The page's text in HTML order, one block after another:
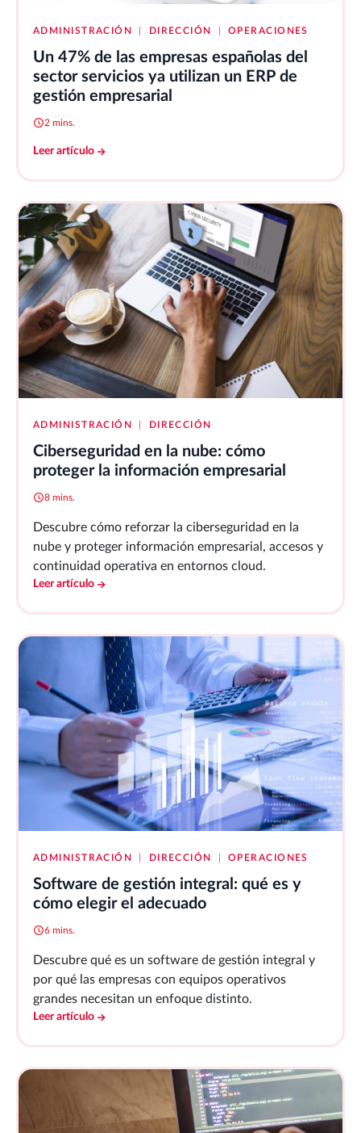
ADMINISTRACIÓN DIRECCIÓN OPERACIONES
Un 47% de las empresas españolas del
sector servicios ya utilizan un ERP de
gestión empresarial
2 mins.
Leer artículo
ADMINISTRACIÓN DIRECCIÓN
Ciberseguridad en la nube: cómo
proteger la información empresarial
8 mins.
Descubre cómo reforzar la ciberseguridad en la
nube y proteger información empresarial, accesos y
continuidad operativa en entornos cloud.
Leer artículo
ADMINISTRACIÓN DIRECCIÓN OPERACIONES
Software de gestión integral: qué es y
cómo elegir el adecuado
6 mins.
Descubre qué es un software de gestión integral y
por qué las empresas con equipos operativos
grandes necesitan un enfoque distinto.
Leer artículo